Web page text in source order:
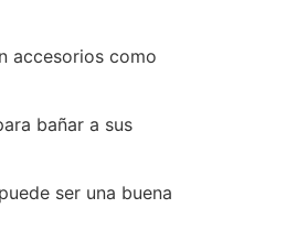
accesorios como
bañar a sus
ser una buena